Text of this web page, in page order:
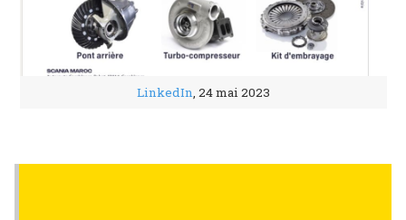
LinkedIn, 24 mai 2023